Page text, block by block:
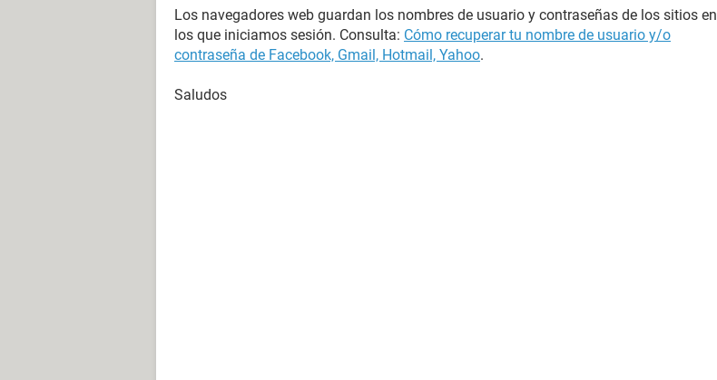
Los navegadores web guardan los nombres de usuario y contraseñas de los sitios en
los que iniciamos sesión. Consulta: Cómo recuperar tu nombre de usuario y/o
contraseña de Facebook, Gmail, Hotmail, Yahoo.
Saludos